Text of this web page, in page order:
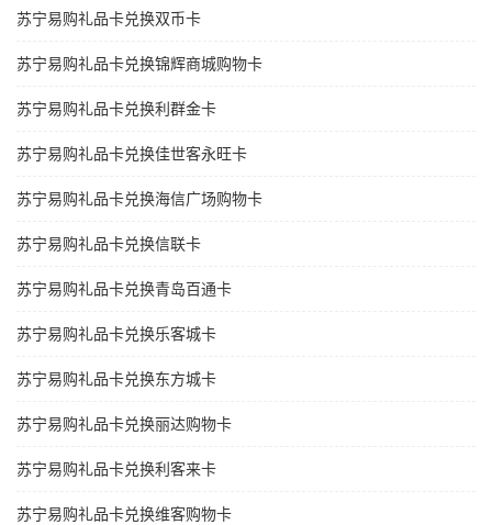
苏宁易购礼品卡兑换双币卡
苏宁易购礼品卡兑换锦辉商城购物卡
苏宁易购礼品卡兑换利群金卡
苏宁易购礼品卡兑换佳世客永旺卡
苏宁易购礼品卡兑换海信广场购物卡
苏宁易购礼品卡兑换信联卡
苏宁易购礼品卡兑换青岛百通卡
苏宁易购礼品卡兑换乐客城卡
苏宁易购礼品卡兑换东方城卡
苏宁易购礼品卡兑换丽达购物卡
苏宁易购礼品卡兑换利客来卡
苏宁易购礼品卡兑换维客购物卡